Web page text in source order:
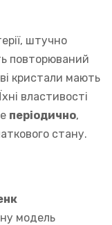
штучно
повторюваний
кристали мають
властивості
періодично,
стану.
модель